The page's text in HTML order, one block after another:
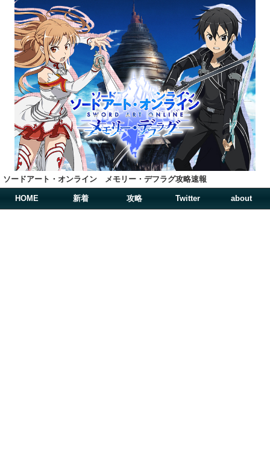
ソードアート・オンライン メモリー・デフラグ攻略速報
HOME 新着 攻略 Twitter about